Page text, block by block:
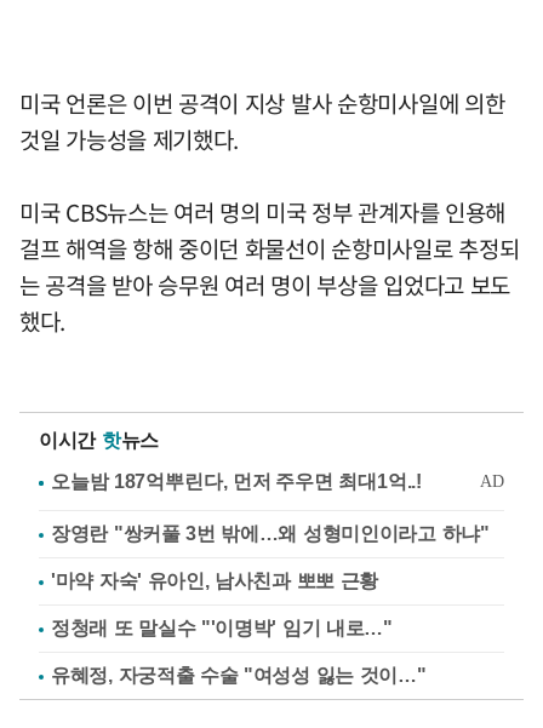
미국 언론은 이번 공격이 지상 발사 순항미사일에 의한
것일 가능성을 제기했다.
미국 CBS뉴스는 여러 명의 미국 정부 관계자를 인용해
걸프 해역을 항해 중이던 화물선이 순항미사일로 추정되
는 공격을 받아 승무원 여러 명이 부상을 입었다고 보도
했다.
이시간 핫뉴스
장영란 "쌍커풀 3번 밖에…왜 성형미인이라고 하냐"
'마약 자숙' 유아인, 남사친과 뽀뽀 근황
정청래 또 말실수 "'이명박' 임기 내로…"
유혜정, 자궁적출 수술 "여성성 잃는 것이…"